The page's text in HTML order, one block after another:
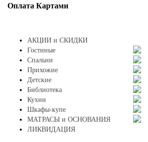
Оплата Картами
АКЦИИ и СКИДКИ
Гостиные
Спальни
Прихожие
Детские
Библиотека
Кухни
Шкафы-купе
МАТРАСЫ и ОСНОВАНИЯ
ЛИКВИДАЦИЯ